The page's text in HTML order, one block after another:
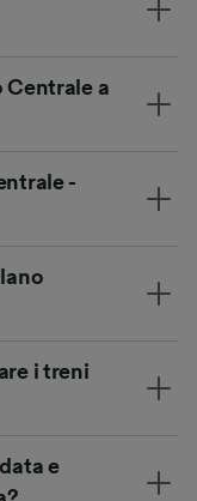
Centrale a
-
i treni
e